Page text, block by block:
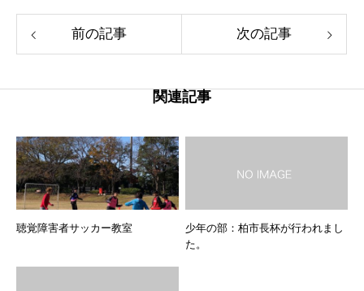
前の記事 次の記事
関連記事
聴覚障害者サッカー教室
少年の部：柏市長杯が行われまし
た。